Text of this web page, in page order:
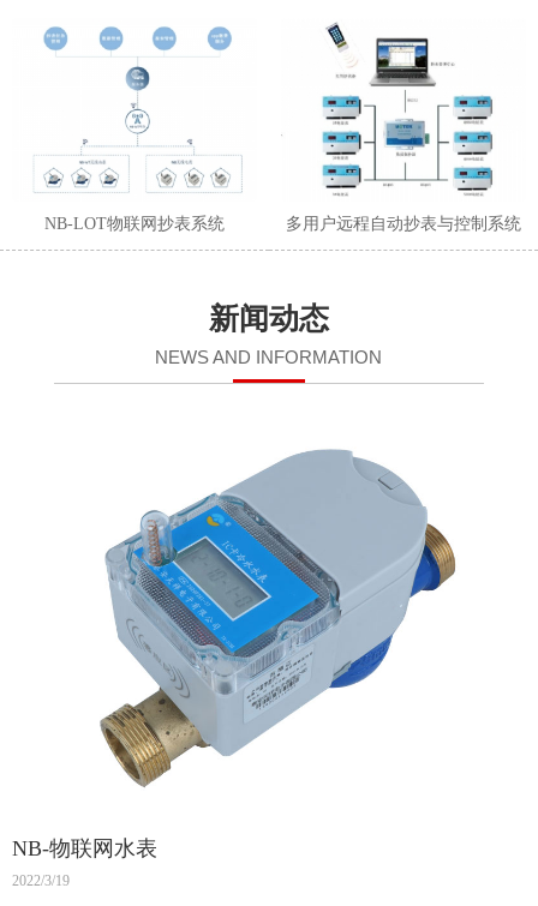
NB-LOT物联网抄表系统 多用户远程自动抄表与控制系统
新闻动态
NEWS AND INFORMATION
NB-物联网水表
2022/3/19